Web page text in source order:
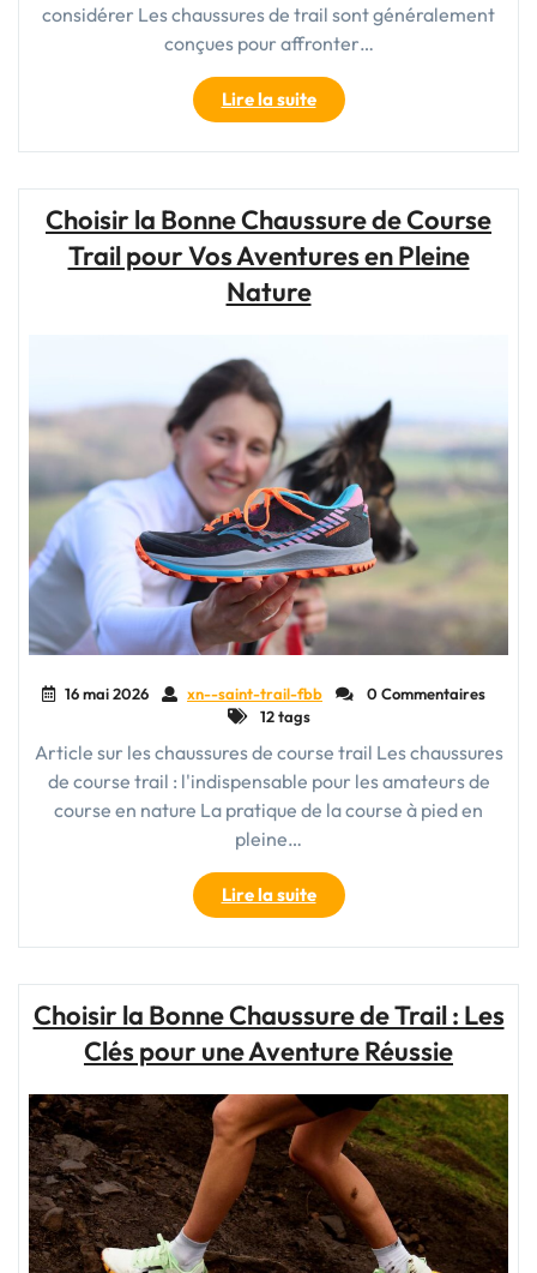
considérer Les chaussures de trail sont généralement
conçues pour affronter…
Lire la suite"Courir
sur
route
chaussures
de
considérer"
Choisir la Bonne Chaussure de Course
Trail pour Vos Aventures en Pleine
Nature
16 mai 2026 xn--saint-trail-fbb
0 Commentaires
12 tags
Article sur les chaussures de course trail Les chaussures
de course trail : l'indispensable pour les amateurs de
course en nature La pratique de la course à pied en
pleine…
Lire la suite"Choisir
la
Bonne
Course
Trail
Aventures
en
Pleine
Nature"
Choisir la Bonne Chaussure de Trail : Les
Clés pour une Aventure Réussie